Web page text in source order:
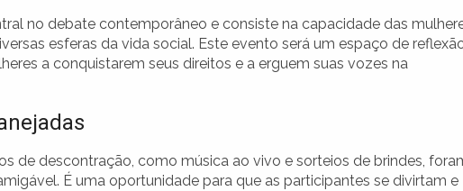
no debate contemporâneo e consiste na capacidade das
esferas da vida social. Este evento será um espaço de
a conquistarem seus direitos e a erguem suas vozes na
de descontração, como música ao vivo e sorteios de brindes,
É uma oportunidade para que as participantes se divirtam e